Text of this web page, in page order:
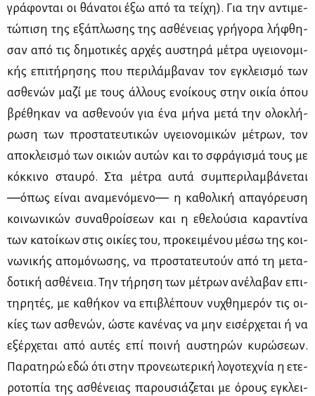
γρά­φο­νται οι θά­να­τοι έξω από τα τεί­χη). Για την αντι­με­
τώ­πι­ση της εξά­πλω­σης της ασθέ­νειας γρή­γο­ρα λή­φθη­
σαν από τις δη­μο­τι­κές αρ­χές αυ­στη­ρά μέ­τρα υγειο­νο­μι­
κής επι­τή­ρη­σης που πε­ρι­λάμ­βα­ναν τον εγκλει­σμό των
ασθε­νών μα­ζί με τους άλ­λους ενοί­κους στην οι­κία όπου
βρέ­θη­καν να ασθε­νούν για ένα μή­να με­τά την ολο­κλή­
ρω­ση των προ­στα­τευ­τι­κών υγειο­νο­μι­κών μέ­τρων, τον
απο­κλει­σμό των οι­κιών αυ­τών και το σφρά­γι­σμά τους με
κόκ­κι­νο σταυ­ρό. Στα μέ­τρα αυ­τά συ­μπε­ρι­λαμ­βά­νε­ται
―όπως εί­ναι ανα­με­νό­με­νο― η κα­θο­λι­κή απα­γό­ρευ­ση
κοι­νω­νι­κών συ­να­θροί­σε­ων και η εθε­λού­σια κα­ρα­ντί­να
των κα­τοί­κων στις οι­κί­ες του, προ­κει­μέ­νου μέ­σω της κοι­
νω­νι­κής απο­μό­νω­σης, να προ­στα­τευ­τούν από τη με­τα­
δο­τι­κή ασθέ­νεια. Την τή­ρη­ση των μέ­τρων ανέ­λα­βαν επι­
τη­ρη­τές, με κα­θή­κον να επι­βλέ­πουν νυ­χθη­με­ρόν τις οι­
κί­ες των ασθε­νών, ώστε κα­νέ­νας να μην ει­σέρ­χε­ται ή να
εξέρ­χε­ται από αυ­τές επί ποι­νή αυ­στη­ρών κυ­ρώ­σε­ων.
Πα­ρα­τη­ρώ εδώ ότι στην προ­νε­ω­τε­ρι­κή λο­γο­τε­χνία η ετε­
ρο­το­πία της ασθέ­νειας πα­ρου­σιά­ζε­ται με όρους εγκλει­